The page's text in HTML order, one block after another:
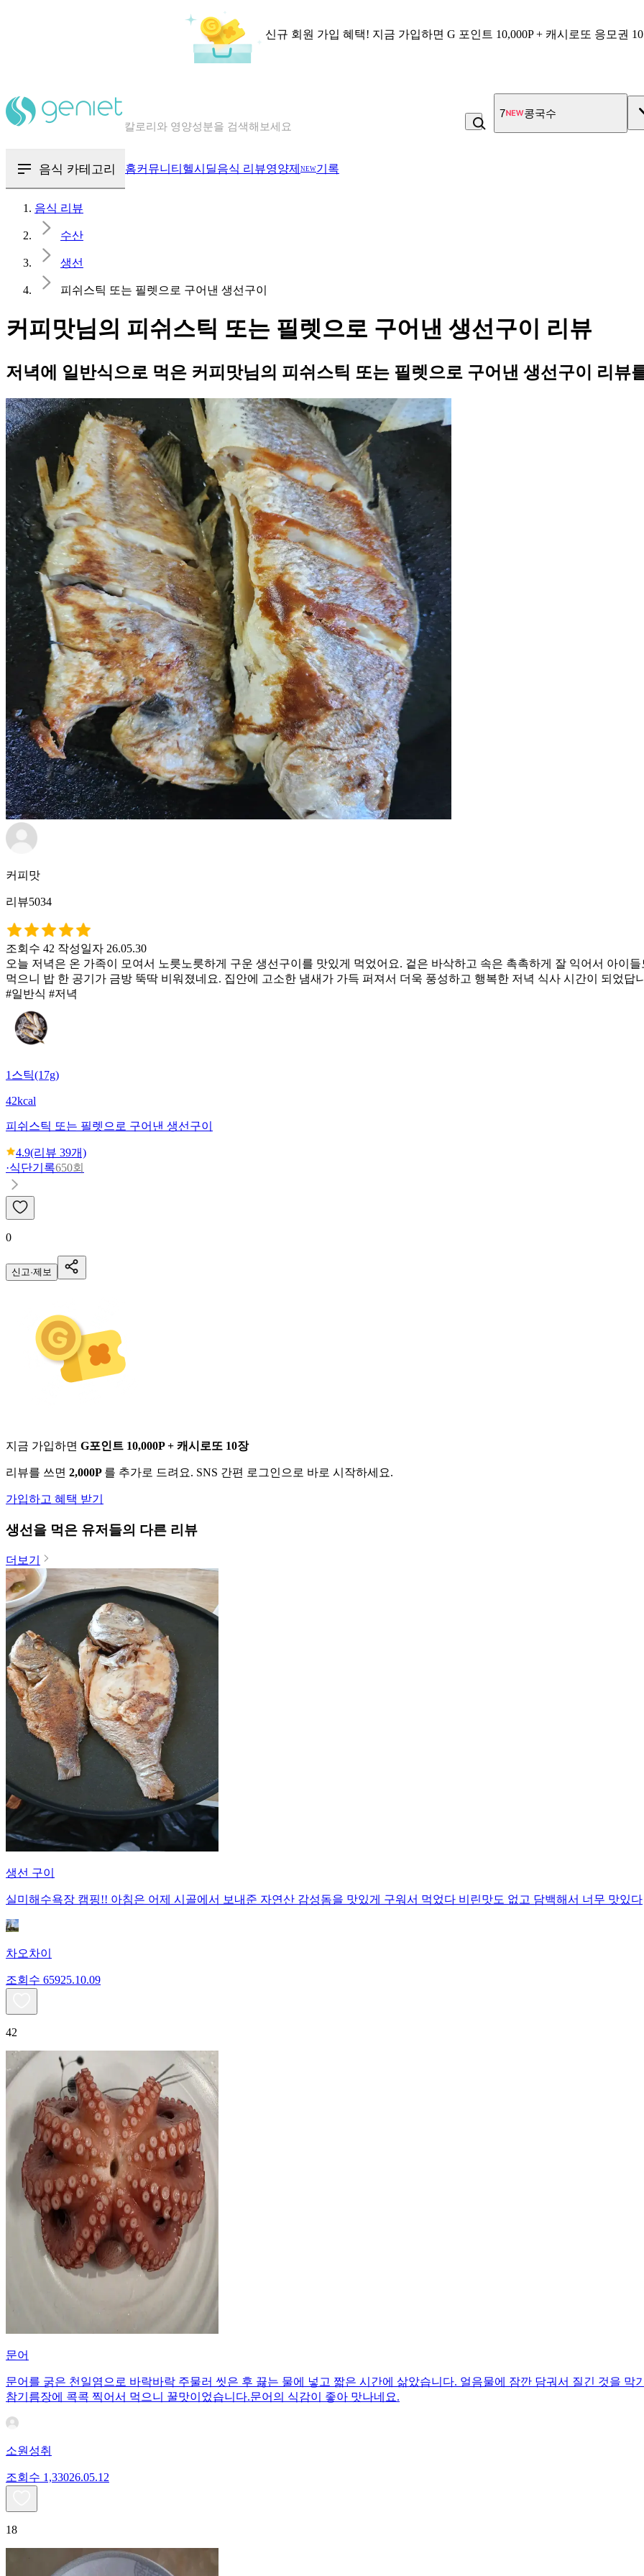
신규 회원 가입 혜택! 지금 가입하면 G 포인트 10,000P + 캐시로또 응모권
혈당 · 다이어트 음식 검색해보세요
7 콩국수
음식 카테고리 홈커뮤니티 헬시딜음식 리뷰영양제 NEW기록
음식 리뷰
수산
생선
피쉬스틱 또는 필렛으로 구어낸 생선구이
커피맛님의 피쉬스틱 또는 필렛으로 구어낸 생선구이 리뷰
저녁에 일반식으로 먹은 커피맛님의 피쉬스틱 또는 필렛으로 구어낸 생선구이 리뷰
커피맛
리뷰5034
조회수 42 작성일자 26.05.30
오늘 저녁은 온 가족이 모여서 노릇노릇하게 구운 생선구이를 맛있게 먹었어요. 겉은 바삭하고 속은 촉촉하게 잘 익어서 아이
먹으니 밥 한 공기가 금방 뚝딱 비워졌네요. 집안에 고소한 냄새가 가득 퍼져서 더욱 풍성하고 행복한 저녁 식사 시간이 되었답
#일반식 #저녁
1스틱(17g)
42kcal
피쉬스틱 또는 필렛으로 구어낸 생선구이
4.9(리뷰 39개)
·식단기록650회
0
신고·제보
지금 가입하면 G포인트 10,000P + 캐시로또 10장
리뷰를 쓰면 2,000P 를 추가로 드려요. SNS 간편 로그인으로 바로 시작하세요.
가입하고 혜택 받기
생선을 먹은 유저들의 다른 리뷰
더보기
생선 구이
실미해수욕장 캠핑!! 아침은 어제 시골에서 보내준 자연산 감성돔을 맛있게 구워서 먹었다 비린맛도 없고 담백해서 너무 맛있다
차오차이
조회수 65925.10.09
42
문어
문어를 굵은 천일염으로 바락바락 주물러 씻은 후 끓는 물에 넣고 짧은 시간에 삶았습니다. 얼음물에 잠깐 담궈서 질긴 것을
참기름장에 콕콕 찍어서 먹으니 꿀맛이었습니다.문어의 식감이 좋아 맛나네요.
소원성취
조회수 1,33026.05.12
18